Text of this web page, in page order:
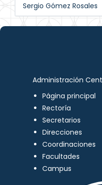
Sergio Gómez Rosales
Administración
Página principal
Rectoría
Secretarios
Direcciones
Coordinaciones
Facultades
Campus